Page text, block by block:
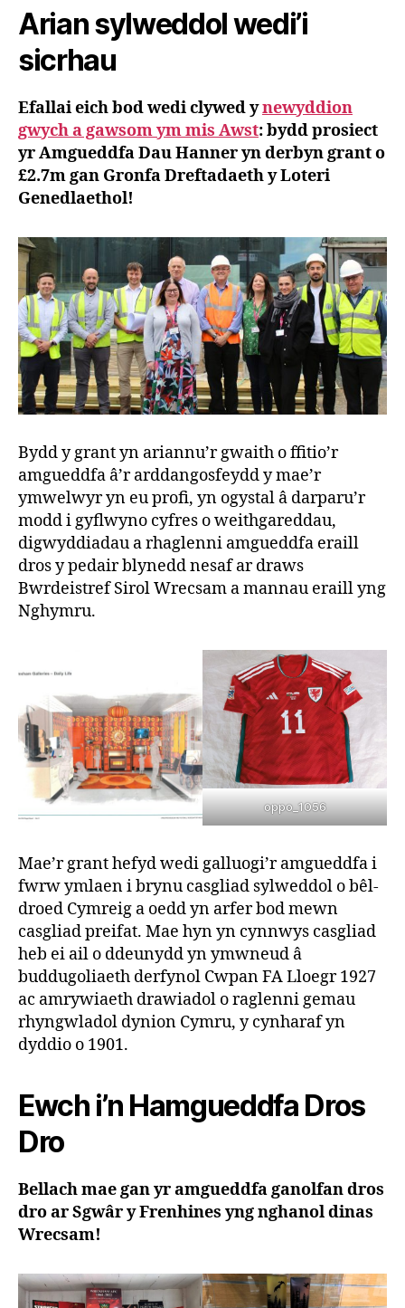
Arian sylweddol wedi’i
sicrhau
Efallai eich bod wedi clywed ynewyddion
gwych a gawsom ym mis Awst: bydd prosiect
yr Amgueddfa Dau Hanner yn derbyn grant o
£2.7m gan Gronfa Dreftadaeth y Loteri
Genedlaethol!
Bydd y grant yn ariannu’r gwaith o ffitio’r
amgueddfa â’r arddangosfeydd y mae’r
ymwelwyr yn eu profi, yn ogystal â darparu’r
modd i gyflwyno cyfres o weithgareddau,
digwyddiadau a rhaglenni amgueddfa eraill
dros y pedair blynedd nesaf ar draws
Bwrdeistref Sirol Wrecsam a mannau eraill yng
Nghymru.
oppo_1056
Mae’r grant hefyd wedi galluogi’r amgueddfa i
fwrw ymlaen i brynu casgliad sylweddol o bêl-
droed Cymreig a oedd yn arfer bod mewn
casgliad preifat. Mae hyn yn cynnwys casgliad
heb ei ail o ddeunydd yn ymwneud â
buddugoliaeth derfynol Cwpan FA Lloegr 1927
ac amrywiaeth drawiadol o raglenni gemau
rhyngwladol dynion Cymru, y cynharaf yn
dyddio o 1901.
Ewch i’n Hamgueddfa Dros
Dro
Bellach mae gan yr amgueddfa ganolfan dros
dro ar Sgwâr y Frenhines yng nghanol dinas
Wrecsam!